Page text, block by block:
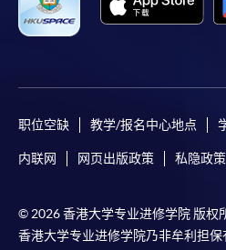
职位空缺 教学/报名中心地点
内联网 网页出版政策 私隐政策
© 2026 香港大学专业进修学院 版权
香港大学专业进修学院乃非牟利担保